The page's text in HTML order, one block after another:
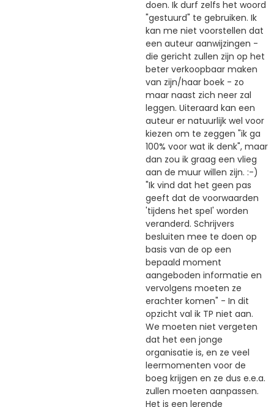
doen. Ik durf zelfs het woord
"gestuurd" te gebruiken. Ik
kan me niet voorstellen dat
een auteur aanwijzingen -
die gericht zullen zijn op het
beter verkoopbaar maken
van zijn/haar boek - zo
maar naast zich neer zal
leggen. Uiteraard kan een
auteur er natuurlijk wel voor
kiezen om te zeggen "ik ga
100% voor wat ik denk", maar
dan zou ik graag een vlieg
aan de muur willen zijn. :-)
"Ik vind dat het geen pas
geeft dat de voorwaarden
'tijdens het spel' worden
veranderd. Schrijvers
besluiten mee te doen op
basis van de op een
bepaald moment
aangeboden informatie en
vervolgens moeten ze
erachter komen" - In dit
opzicht val ik TP niet aan.
We moeten niet vergeten
dat het een jonge
organisatie is, en ze veel
leermomenten voor de
boeg krijgen en ze dus e.e.a.
zullen moeten aanpassen.
Het is een lerende